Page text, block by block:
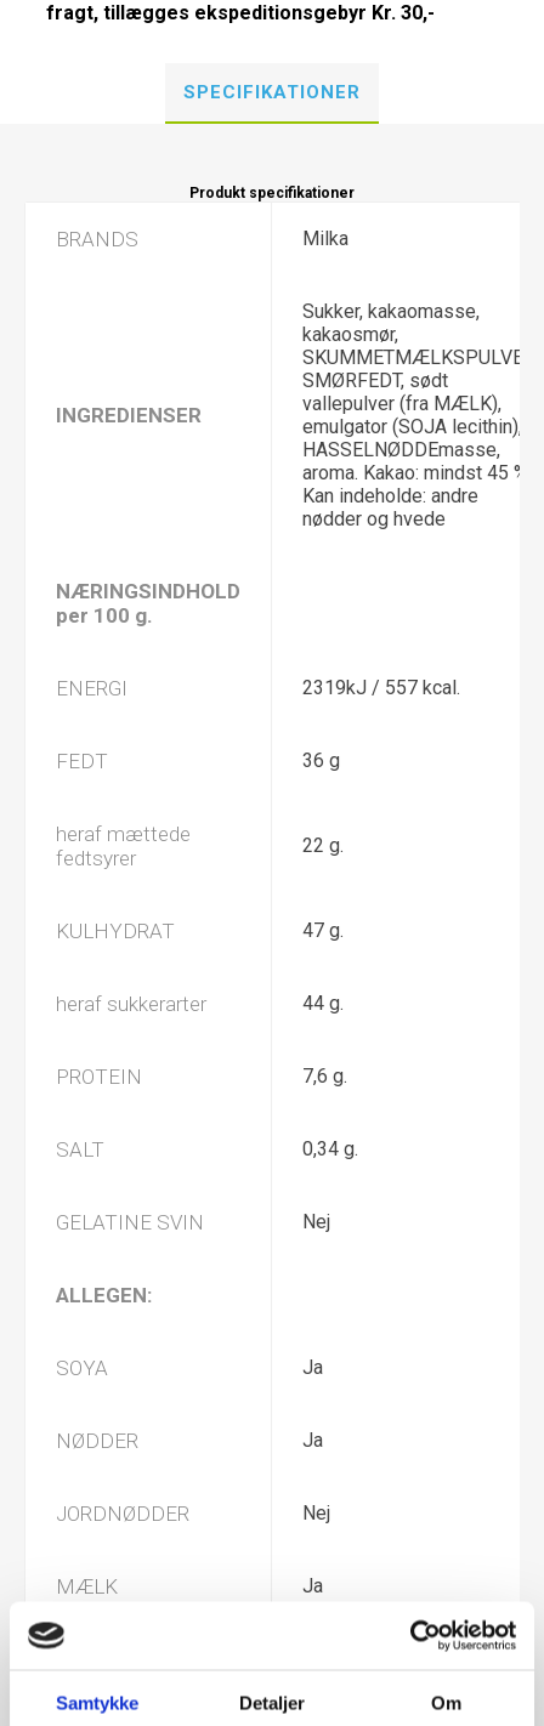
Samtykke Detaljer Om
fragt, tillægges ekspeditionsgebyr Kr. 30,-
SPECIFIKATIONER
Produkt specifikationer
BRANDS Milka
INGREDIENSER
Sukker, kakaomasse,
kakaosmør,
SKUMMETMÆLKSPULVER,
SMØRFEDT, sødt
vallepulver (fra MÆLK),
emulgator (SOJA lecithin),
HASSELNØDDEmasse,
aroma. Kakao: mindst 45 %.
Kan indeholde: andre
nødder og hvede
NÆRINGSINDHOLD
per 100 g.
ENERGI 2319kJ / 557 kcal.
FEDT 36 g
heraf mættede
fedtsyrer
22 g.
KULHYDRAT 47 g.
heraf sukkerarter 44 g.
PROTEIN 7,6 g.
SALT 0,34 g.
GELATINE SVIN Nej
ALLEGEN:
SOYA Ja
NØDDER Ja
JORDNØDDER Nej
MÆLK Ja